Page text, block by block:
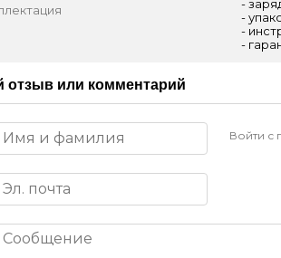
-
-
-
-
отзыв или комментарий
Войти с